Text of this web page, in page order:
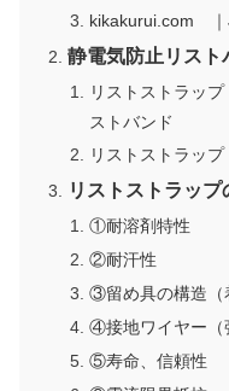
kikakurui.com ｜
静電気防止リスト
リストストラッ
ストバンド
リストストラッ
リストストラップ
①耐溶剤特性
②耐汗性
③留め具の構造（
④接地ワイヤー（
⑤寿命、信頼性